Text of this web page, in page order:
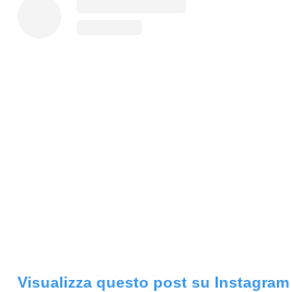
Visualizza questo post su Instagram